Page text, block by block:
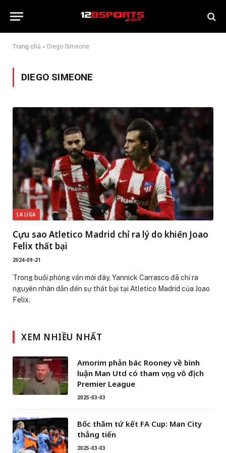
Trang chủ » Diego Simeone
DIEGO SIMEONE
LA LIGA
Cựu sao Atletico Madrid chỉ ra lý do khiến Joao
Felix thất bại
2024-09-21
Trong buổi phỏng vấn mới đây, Yannick Carrasco đã chỉ ra
nguyên nhân dẫn đến sự thất bại tại Atletico Madrid của Joao
Felix.
XEM NHIỀU NHẤT
Amorim phản bác Rooney về bình
luận Man Utd có tham vọng vô địch
Premier League
2025-03-03
Bốc thăm tứ kết FA Cup: Man City
thẳng tiến
2025-03-03